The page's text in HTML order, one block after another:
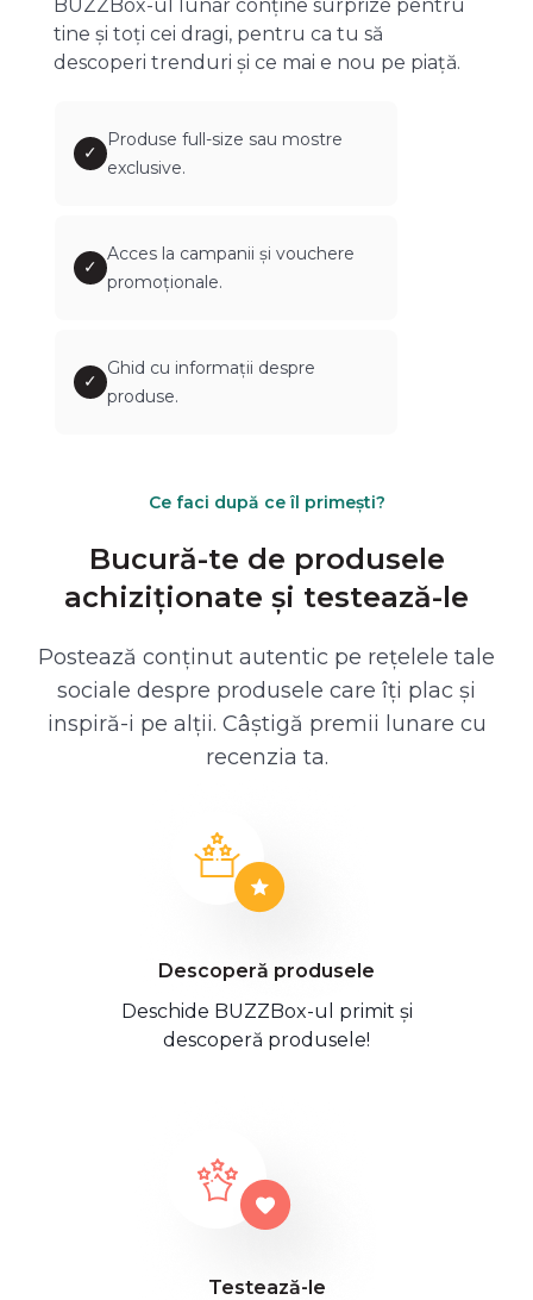
BUZZBox-ul lunar conține surprize pentru
tine și toți cei dragi, pentru ca tu să
descoperi trenduri și ce mai e nou pe piață.
✓
Produse full-size sau mostre
exclusive.
✓
Acces la campanii și vouchere
promoționale.
✓
Ghid cu informații despre
produse.
Ce faci după ce îl primești?
Bucură-te de produsele
achiziționate și testează-le
Postează conținut autentic pe rețelele tale
sociale despre produsele care îți plac și
inspiră-i pe alții. Câștigă premii lunare cu
recenzia ta.
Descoperă produsele
Deschide BUZZBox-ul primit și
descoperă produsele!
Testează-le